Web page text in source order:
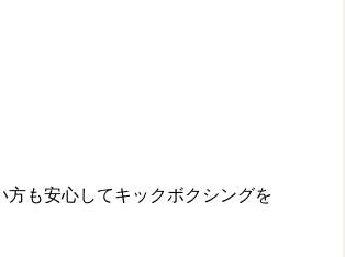
も安心してキックボクシングを